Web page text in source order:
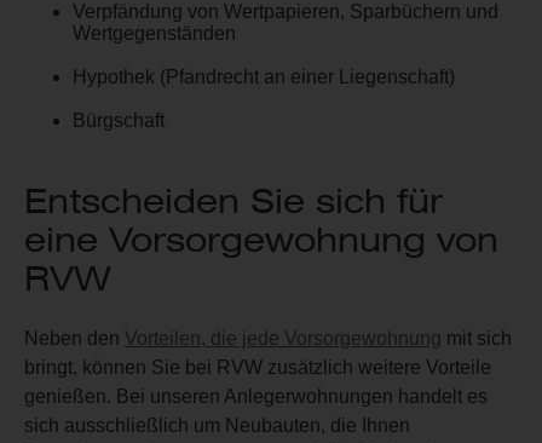
Verpfändung von Wertpapieren, Sparbüchern und
Wertgegenständen
Hypothek (Pfandrecht an einer Liegenschaft)
Bürgschaft
Entscheiden Sie sich für
eine Vorsorgewohnung von
RVW
Neben den Vorteilen, die jede Vorsorgewohnung mit sich
bringt, können Sie bei RVW zusätzlich weitere Vorteile
genießen. Bei unseren Anlegerwohnungen handelt es
sich ausschließlich um Neubauten, die Ihnen